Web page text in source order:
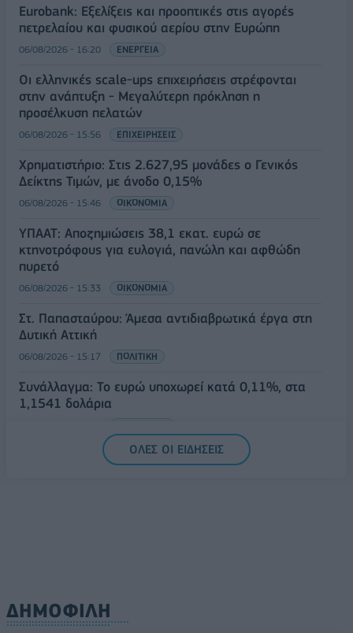
Eurobank: Εξελίξεις και προοπτικές στις αγορές
πετρελαίου και φυσικού αερίου στην Ευρώπη
06/08/2026 - 16:20 ΕΝΕΡΓΕΙΑ
Οι ελληνικές scale-ups επιχειρήσεις στρέφονται
στην ανάπτυξη - Μεγαλύτερη πρόκληση η
προσέλκυση πελατών
06/08/2026 - 15:56 ΕΠΙΧΕΙΡΗΣΕΙΣ
Χρηματιστήριο: Στις 2.627,95 μονάδες ο Γενικός
Δείκτης Τιμών, με άνοδο 0,15%
06/08/2026 - 15:46 ΟΙΚΟΝΟΜΙΑ
ΥΠΑΑΤ: Αποζημιώσεις 38,1 εκατ. ευρώ σε
κτηνοτρόφους για ευλογιά, πανώλη και αφθώδη
πυρετό
06/08/2026 - 15:33 ΟΙΚΟΝΟΜΙΑ
Στ. Παπασταύρου: Άμεσα αντιδιαβρωτικά έργα στη
Δυτική Αττική
06/08/2026 - 15:17 ΠΟΛΙΤΙΚΗ
Συνάλλαγμα: Το ευρώ υποχωρεί κατά 0,11%, στα
1,1541 δολάρια
ΟΛΕΣ ΟΙ ΕΙΔΗΣΕΙΣ
ΔΗΜΟΦΙΛΗ